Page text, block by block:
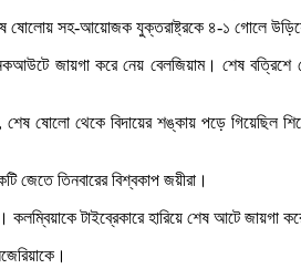
ষোলোয় সহ-আয়োজক যুক্তরাষ্ট্রকে ৪-১ গোলে
জায়গা করে নেয় বেলজিয়াম। শেষ বত্রিশে
ষোলো থেকে বিদায়ের শঙ্কায় পড়ে গিয়েছিল
জেতে তিনবারের বিশ্বকাপ জয়ীরা।
টাইব্রেকারে হারিয়ে শেষ আটে জায়গা